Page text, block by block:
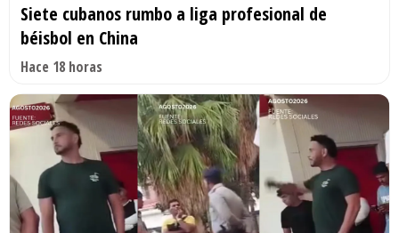
Siete cubanos rumbo a liga profesional de
béisbol en China
Hace 18 horas